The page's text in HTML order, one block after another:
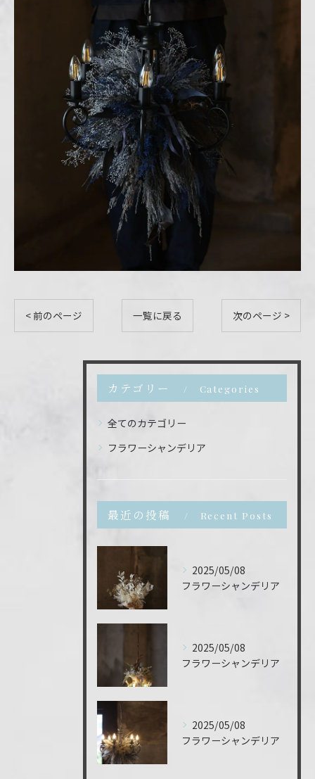
< 前のページ 一覧に戻る 次のページ >
カテゴリー Categories
全てのカテゴリー
フラワーシャンデリア
最近の投稿 Recent Posts
2025/05/08
フラワーシャンデリア
2025/05/08
フラワーシャンデリア
2025/05/08
フラワーシャンデリア
ご予約はこちら